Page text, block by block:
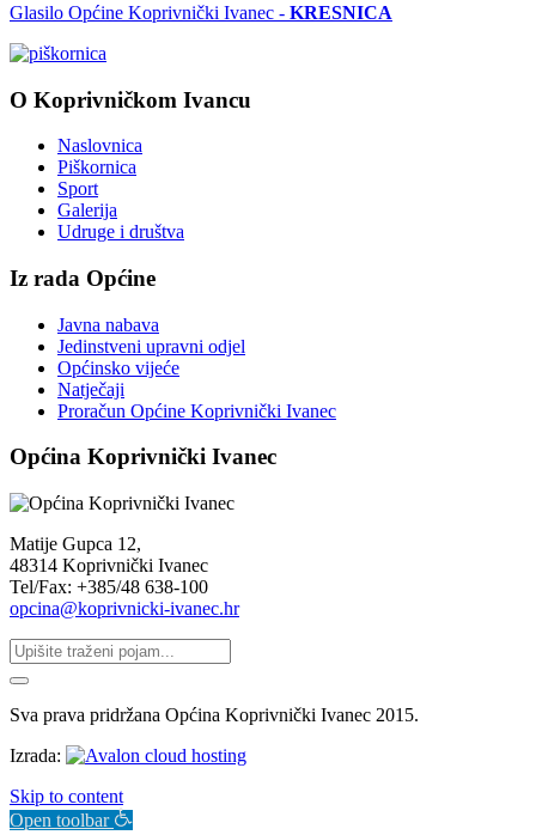
Glasilo Općine Koprivnički Ivanec - KRESNICA
O Koprivničkom Ivancu
Naslovnica
Piškornica
Sport
Galerija
Udruge i društva
Iz rada Općine
Javna nabava
Jedinstveni upravni odjel
Općinsko vijeće
Natječaji
Proračun Općine Koprivnički Ivanec
Općina Koprivnički Ivanec
Matije Gupca 12,
48314 Koprivnički Ivanec
Tel/Fax: +385/48 638-100
opcina@koprivnicki-ivanec.hr
Sva prava pridržana Općina Koprivnički Ivanec 2015.
Izrada:
Skip to content
Open toolbar